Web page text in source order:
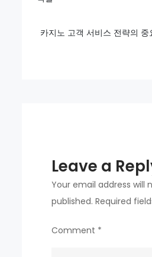
이
호
하
는
유
navigation
카지노 고객 서비스 전략의
Leave a
Your email address will
published. Required
Comment *